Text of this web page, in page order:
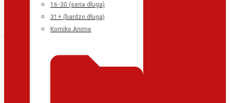
16-30 (seria długa)
31+ (bardzo długa)
Komiks Anime